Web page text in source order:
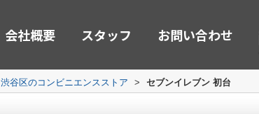
会社概要 スタッフ お問い合わせ
渋谷区のコンビニエンスストア > セブンイレブン 初台